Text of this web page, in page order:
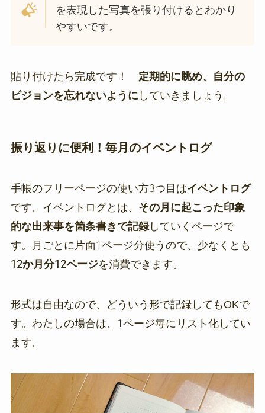
を表現した写真を張り付けるとわかり
やすいです。
貼り付けたら完成です！ 定期的に眺め、自分の
ビジョンを忘れないように していきましょう。
振り返りに便利！毎月のイベントログ
手帳のフリーページの使い方3つ目はイベントログ
です。イベントログとは、 その月に起こった印象
的な出来事を箇条書きで記録していくページで
す。月ごとに片面1ページ分使うので、少なくとも
12か月分12ページを消費できます。
形式は自由なので、どういう形で記録してもOKで
す。わたしの場合は、1ページ毎にリスト化してい
ます。